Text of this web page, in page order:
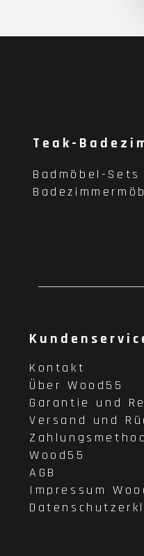
Teak-
Badmöbel-Sets
Kontakt
Über Wood55
Garantie und
Versand und
Wood55
AGB
Impressum